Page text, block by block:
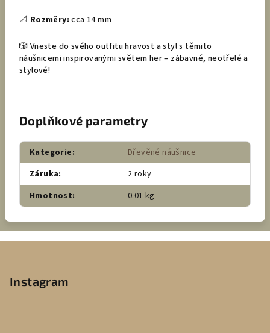
📐 Rozměry: cca 14 mm
🎲 Vneste do svého outfitu hravost a styl s těmito
náušnicemi inspirovanými světem her – zábavné, neotřelé a
stylové!
Doplňkové parametry
Kategorie:
Dřevěné náušnice
Záruka:
2 roky
Hmotnost: 0.01 kg
Instagram